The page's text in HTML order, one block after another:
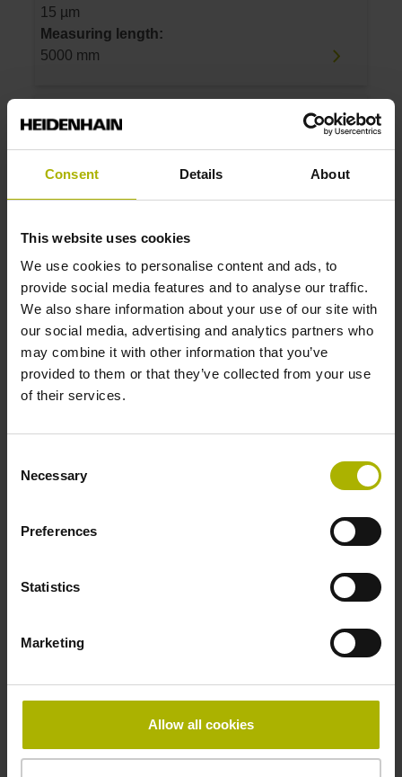
Consent Details About
This website uses cookies
We use cookies to personalise content and ads, to
provide social media features and to analyse our traffic.
We also share information about your use of our site with
our social media, advertising and analytics partners who
may combine it with other information that you’ve
provided to them or that they’ve collected from your use
of their services.
Selection
Necessary
Preferences
Statistics
Marketing
Allow all cookies
15 µm
Measuring length:
5000 mm
ID number:
Accuracy grade:
Measuring length:
10000 mm
ID number:
560175-03
Product:
3000 mm
Product:
12.70 K 01 ..
Measuring length: